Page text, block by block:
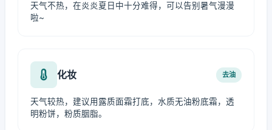
天气不热，在炎炎夏日中十分难得，可以告别暑气漫漫
啦~
化妆 去油
天气较热，建议用露质面霜打底，水质无油粉底霜，透
明粉饼，粉质胭脂。